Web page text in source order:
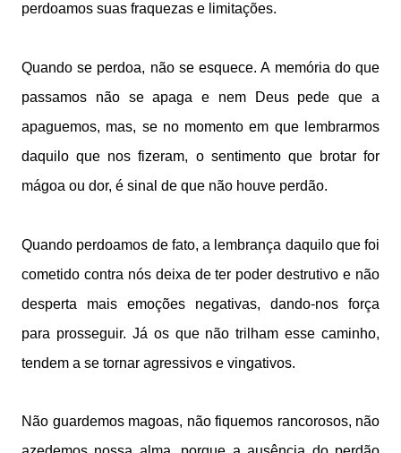
perdoamos suas fraquezas e limitações.
Quando se perdoa, não se esquece. A memória do que
passamos não se apaga e nem Deus pede que a
apaguemos, mas, se no momento em que lembrarmos
daquilo que nos fizeram, o sentimento que brotar for
mágoa ou dor, é sinal de que não houve perdão.
Quando perdoamos de fato, a lembrança daquilo que foi
cometido contra nós deixa de ter poder destrutivo e não
desperta mais emoções negativas, dando-nos força
para prosseguir. Já os que não trilham esse caminho,
tendem a se tornar agressivos e vingativos.
Não guardemos magoas, não fiquemos rancorosos, não